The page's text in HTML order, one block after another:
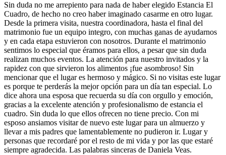
Sin duda no me arrepiento para nada de haber elegido Estancia El
Cuadro, de hecho no creo haber imaginado casarme en otro lugar.
Desde la primera visita, nuestra coordinadora, hasta el final del
matrimonio fue un equipo integro, con muchas ganas de ayudarnos
y en cada etapa estuvieron con nosotros. Durante el matrimonio
sentimos lo especial que éramos para ellos, a pesar que sin duda
realizan muchos eventos. La atención para nuestro invitados y la
rapidez con que sirvieron los alimentos ¡fue asombroso! Sin
mencionar que el lugar es hermoso y mágico. Si no visitas este lugar
es porque te perderás la mejor opción para un día tan especial. Lo
dice ahora una esposa que recuerda su día con orgullo y emoción,
gracias a la excelente atención y profesionalismo de estancia el
cuadro. Sin duda lo que ellos ofrecen no tiene precio. Con mi
esposo ansiamos visitar de nuevo este lugar para un almuerzo y
llevar a mis padres que lamentablemente no pudieron ir. Lugar y
personas que recordaré por el resto de mi vida y por las que estaré
siempre agradecida. Las palabras sinceras de Daniela Veas.